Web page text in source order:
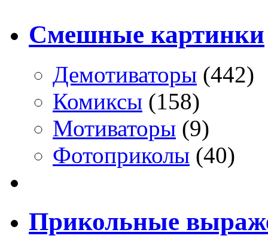
Смешные картинки
Демотиваторы (442)
Комиксы (158)
Мотиваторы (9)
Фотоприколы (40)
Прикольные